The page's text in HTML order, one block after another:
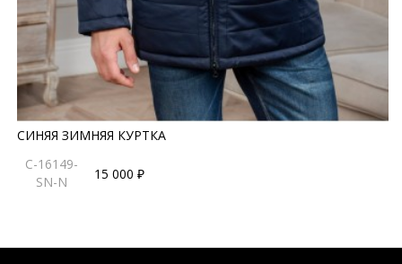
СИНЯЯ ЗИМНЯЯ КУРТКА
C-16149-
SN-N
15 000 ₽